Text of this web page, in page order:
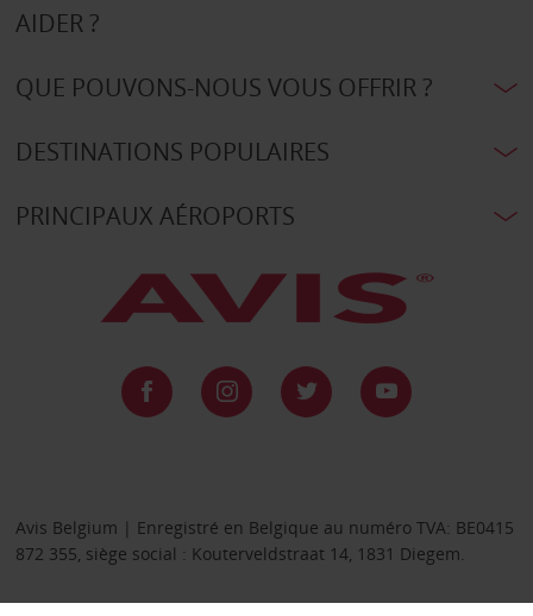
AIDER ?
QUE POUVONS-NOUS VOUS OFFRIR ?
DESTINATIONS POPULAIRES
PRINCIPAUX AÉROPORTS
Avis Belgium | Enregistré en Belgique au numéro TVA: BE0415
872 355, siège social : Kouterveldstraat 14, 1831 Diegem.